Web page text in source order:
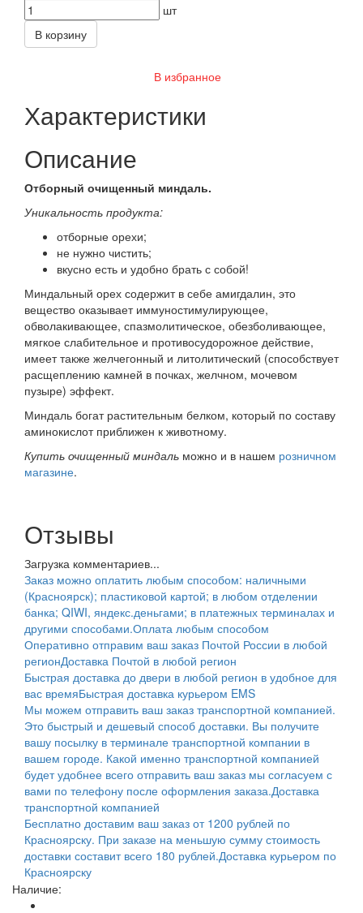
шт
В корзину
В избранное
Характеристики
Описание
Отборный очищенный миндаль.
Уникальность продукта:
отборные орехи;
не нужно чистить;
вкусно есть и удобно брать с собой!
Миндальный орех содержит в себе амигдалин, это
вещество оказывает иммуностимулирующее,
обволакивающее, спазмолитическое, обезболивающее,
мягкое слабительное и противосудорожное действие,
имеет также желчегонный и литолитический (способствует
расщеплению камней в почках, желчном, мочевом
пузыре) эффект.
Миндаль богат растительным белком, который по составу
аминокислот приближен к животному.
Купить очищенный миндаль можно и в нашем розничном
магазине.
Отзывы
Загрузка комментариев...
Заказ можно оплатить любым способом: наличными
(Красноярск); пластиковой картой; в любом отделении
банка; QIWI, яндекс.деньгами; в платежных терминалах и
другими способами.Оплата любым способом
Оперативно отправим ваш заказ Почтой России в любой
регионДоставка Почтой в любой регион
Быстрая доставка до двери в любой регион в удобное для
вас времяБыстрая доставка курьером EMS
Мы можем отправить ваш заказ транспортной компанией.
Это быстрый и дешевый способ доставки. Вы получите
вашу посылку в терминале транспортной компании в
вашем городе. Какой именно транспортной компанией
будет удобнее всего отправить ваш заказ мы согласуем с
вами по телефону после оформления заказа.Доставка
транспортной компанией
Бесплатно доставим ваш заказ от 1200 рублей по
Красноярску. При заказе на меньшую сумму стоимость
доставки составит всего 180 рублей.Доставка курьером по
Красноярску
Наличие: